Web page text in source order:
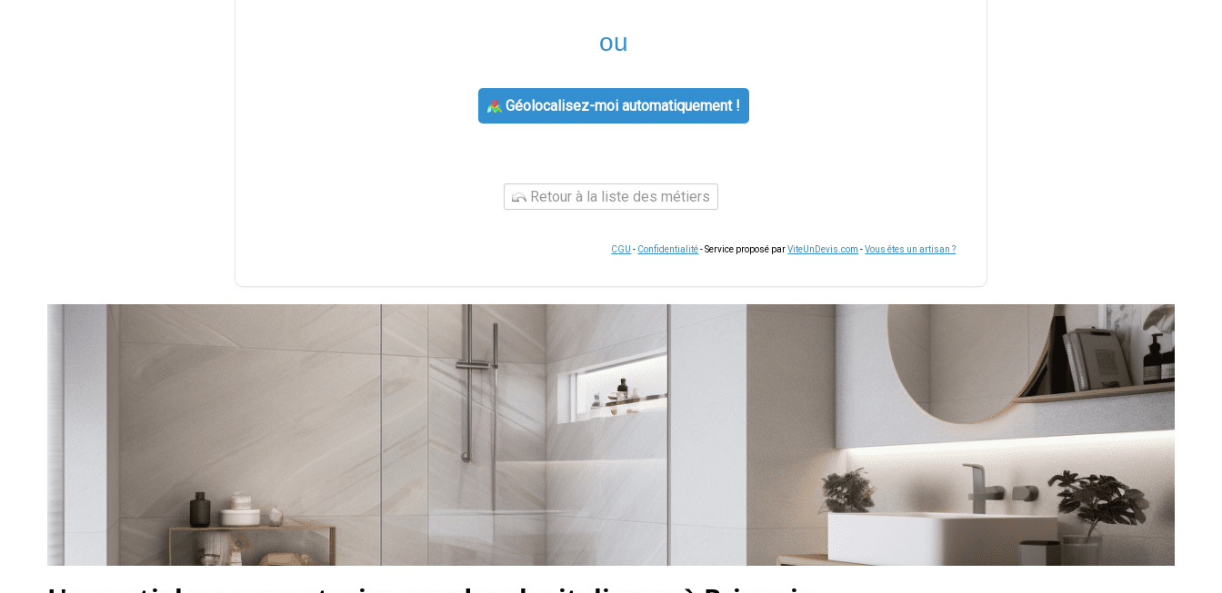
ou
Géolocalisez-moi automatiquement !
Retour à la liste des métiers
CGU - Confidentialité- Service proposé parViteUnDevis.com -Vous êtes un artisan ?